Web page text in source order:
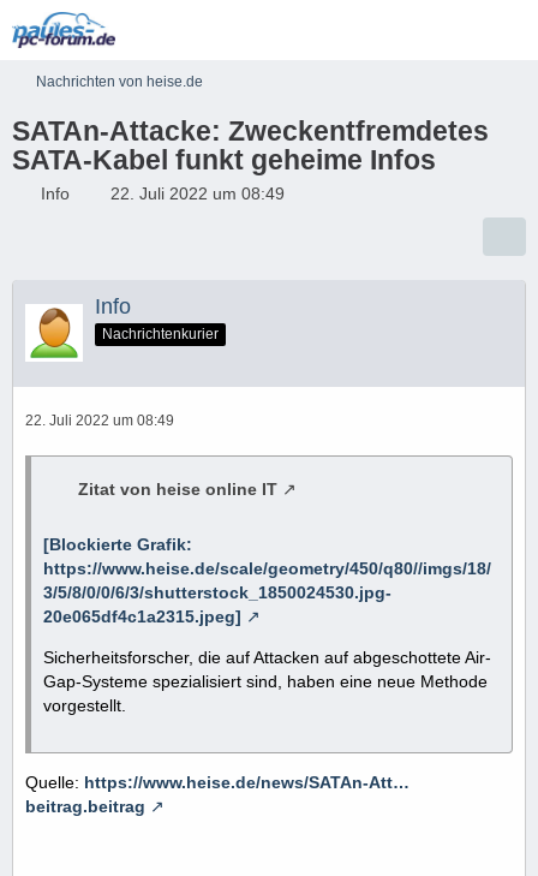
Nachrichten von heise.de
SATAn-Attacke: Zweckentfremdetes
SATA-Kabel funkt geheime Infos
Info 22. Juli 2022 um 08:49
Info
Nachrichtenkurier
22. Juli 2022 um 08:49
Zitat von heise online IT
[Blockierte Grafik:
https://www.heise.de/scale/geometry/450/q80//imgs/18/
3/5/8/0/0/6/3/shutterstock_1850024530.jpg-
20e065df4c1a2315.jpeg]
Sicherheitsforscher, die auf Attacken auf abgeschottete Air-
Gap-Systeme spezialisiert sind, haben eine neue Methode
vorgestellt.
Quelle: https://www.heise.de/news/SATAn-Att…
beitrag.beitrag